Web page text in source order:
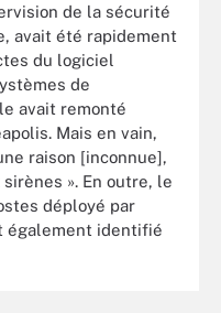
de la sécurité
avait été rapidement
du logiciel
de
avait remonté
Mais en vain,
raison [inconnue],
sirènes ». En outre, le
déployé par
également identifié